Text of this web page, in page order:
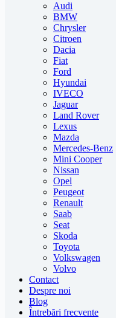
Audi
BMW
Chrysler
Citroen
Dacia
Fiat
Ford
Hyundai
IVECO
Jaguar
Land Rover
Lexus
Mazda
Mercedes-Benz
Mini Cooper
Nissan
Opel
Peugeot
Renault
Saab
Seat
Skoda
Toyota
Volkswagen
Volvo
Contact
Despre noi
Blog
Întrebări frecvente